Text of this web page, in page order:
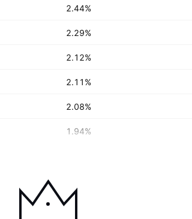
2.44%
2.29%
2.12%
2.11%
2.08%
1.94%